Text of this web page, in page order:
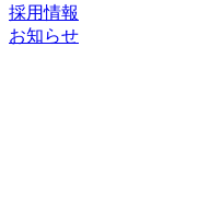
採用情報
お知らせ